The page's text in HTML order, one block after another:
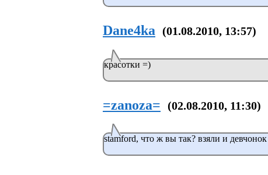
Dane4ka (01.08.2010, 13:57)
красотки =)
=zanoza= (02.08.2010, 11:30)
stamford, что ж вы так? взяли и